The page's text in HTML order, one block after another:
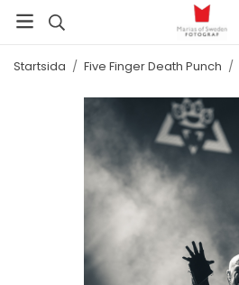
Startsida / Five Finger Death Punch /